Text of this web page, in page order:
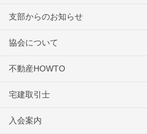
支部からのお知らせ
協会について
不動産HOWTO
宅建取引士
入会案内